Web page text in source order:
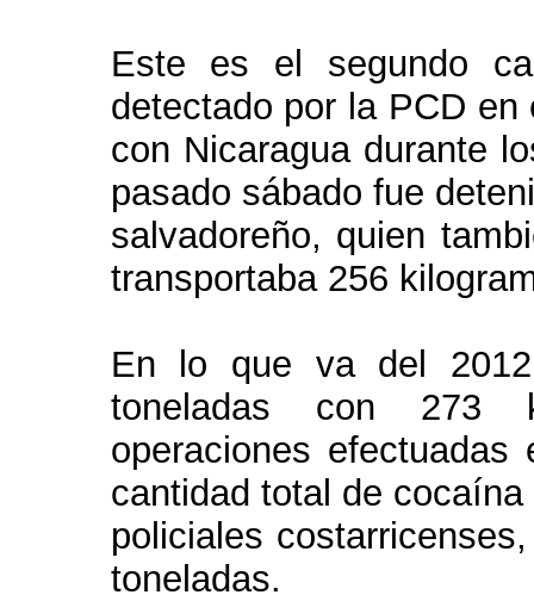
Este es el segundo
detectado por la PCD
con Nicaragua durante
pasado sábado fue
salvadoreño, quien
transportaba 256
En lo que va del
toneladas con 273
operaciones
cantidad total de
policiales
toneladas.